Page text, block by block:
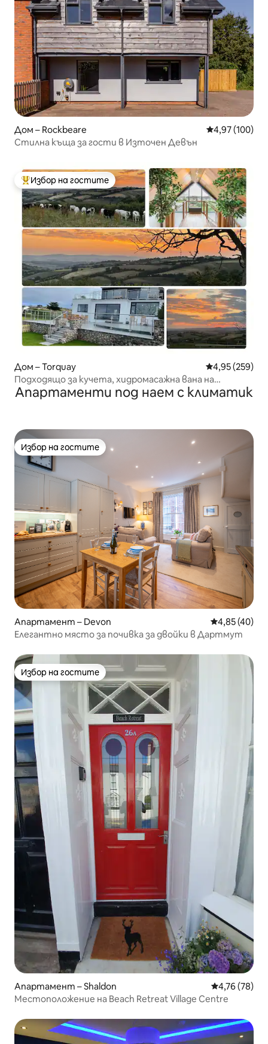
Дом – Rockbeare Средна
4,97 (100)
Стилна къща за гости в Източен Девън
Най-популярен избор на гостите
Избор на гостите
Дом – Torquay Средна
4,95 (259)
Подходящо за кучета, хидромасажна вана на
покрива, панорамна гледка.
Апартаменти под наем с климатик
Избор на гостите
Избор на гостите
Апартамент – Devon Средна
4,85 (40)
Елегантно място за почивка за двойки в Дартмут
Избор на гостите
Избор на гостите
Апартамент – Shaldon Средна
4,76 (78)
Местоположение на Beach Retreat Village Centre